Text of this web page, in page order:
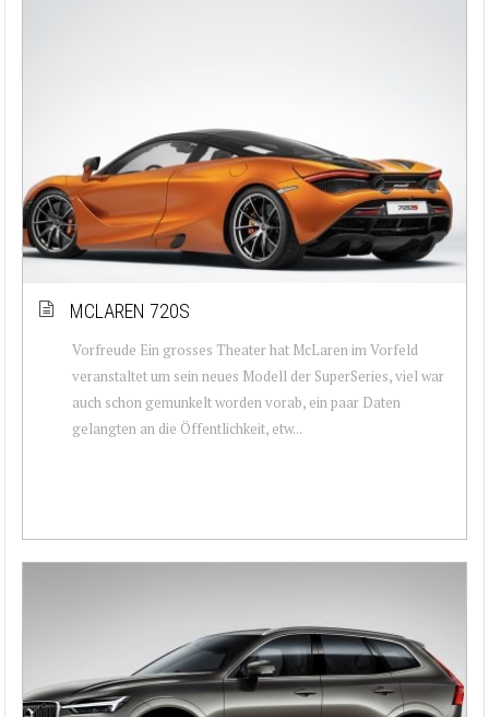
MCLAREN 720S
Vorfreude Ein grosses Theater hat McLaren im Vorfeld
veranstaltet um sein neues Modell der SuperSeries, viel war
auch schon gemunkelt worden vorab, ein paar Daten
gelangten an die Öffentlichkeit, etw...